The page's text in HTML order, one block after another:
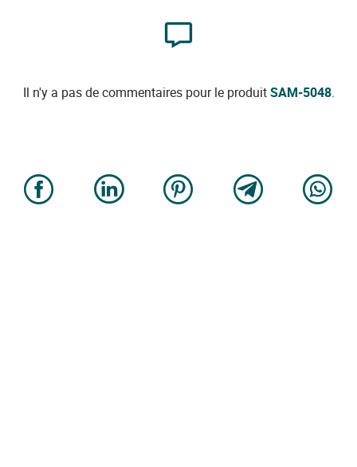
Il n'y a pas de commentaires pour le produitSAM-5048.